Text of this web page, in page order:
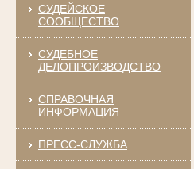
СУДЕЙСКОЕ
СООБЩЕСТВО
СУДЕБНОЕ
ДЕЛОПРОИЗВОДСТВО
СПРАВОЧНАЯ
ИНФОРМАЦИЯ
ПРЕСС-СЛУЖБА